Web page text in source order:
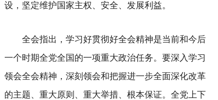
设，坚定维护国家主权、安全、发展利益。
全会指出，学习好贯彻好全会精神是当前和今后
一个时期全党全国的一项重大政治任务。要深入学习
领会全会精神，深刻领会和把握进一步全面深化改革
的主题、重大原则、重大举措、根本保证。全党上下